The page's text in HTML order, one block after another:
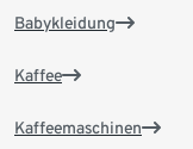
Babykleidung
Kaffee
Kaffeemaschinen